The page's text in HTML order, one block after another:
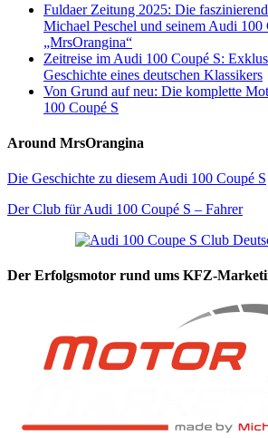
Fuldaer Zeitung 2025: Die
Michael Peschel und seinem Audi 100
„MrsOrangina“
Zeitreise im Audi 100 Coupé S:
Geschichte eines deutschen Klassikers
Von Grund auf neu: Die komplette
100 Coupé S
Around MrsOrangina
Die Geschichte zu diesem Audi 100 Coupé S
Der Club für Audi 100 Coupé S – Fahrer
Der Erfolgsmotor rund ums KFZ-